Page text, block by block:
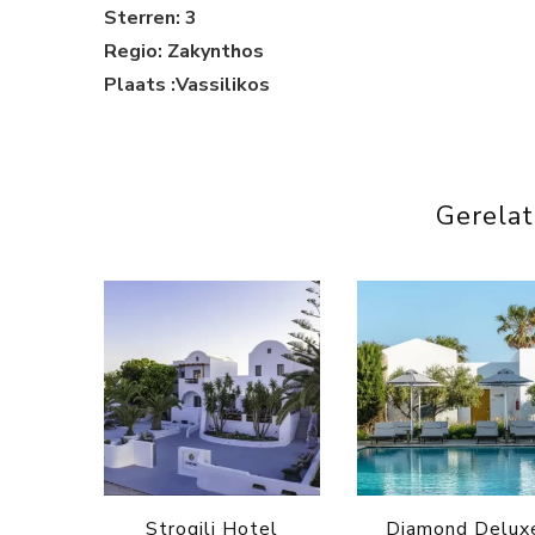
Sterren: 3
Regio: Zakynthos
Plaats :Vassilikos
Strogili Hotel Diamond